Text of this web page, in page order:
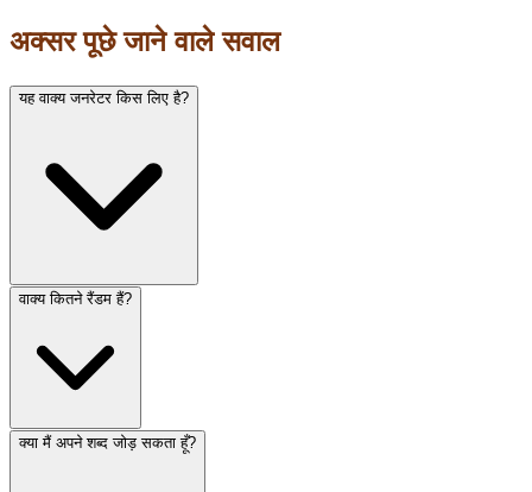
अक्सर पूछे जाने वाले सवाल
यह वाक्य जनरेटर किस लिए है?
वाक्य कितने रैंडम हैं?
क्या मैं अपने शब्द जोड़ सकता हूँ?